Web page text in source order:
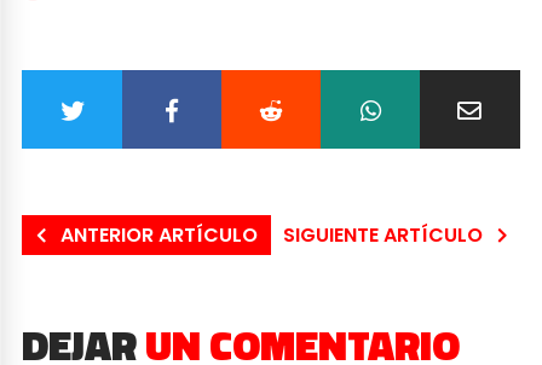
ANTERIOR ARTÍCULO SIGUIENTE ARTÍCULO
DEJARUN COMENTARIO